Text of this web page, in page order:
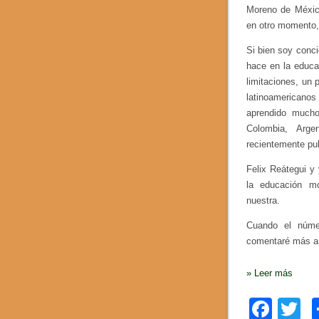
Moreno de
en otro
Si bien soy
hace en la
limitaciones, un
aprendido
Colombia,
recientemente
Felix Reátegui
la educación
nuestra.
Cuando el
comentaré más
» Leer más
F